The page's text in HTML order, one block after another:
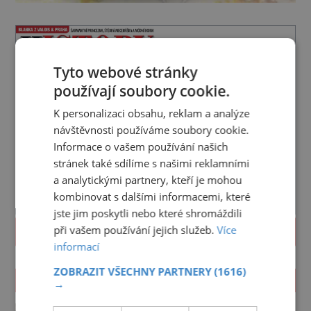
PROLISTOVAT
ZAJÍMAVOSTI
Dědictví Babenberků: Klíčovou
Tyto webové stránky
používají soubory cookie.
K personalizaci obsahu, reklam a analýze
návštěvnosti používáme soubory cookie.
Informace o vašem používání našich
stránek také sdílíme s našimi reklamními
a analytickými partnery, kteří je mohou
kombinovat s dalšími informacemi, které
jste jim poskytli nebo které shromáždili
při vašem používání jejich služeb.Více
informací
ZOBRAZIT VŠECHNY PARTNERY(1616)
→